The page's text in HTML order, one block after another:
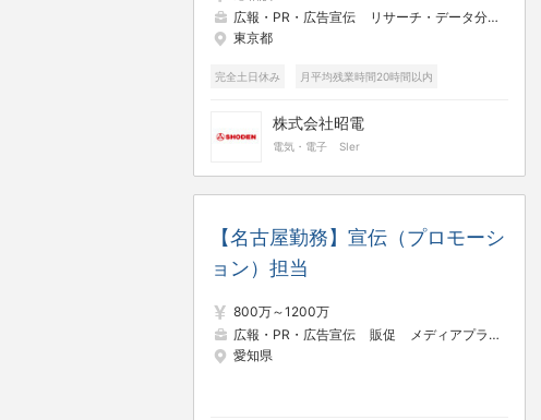
広報・PR・広告宣伝
リサーチ・データ分析
東京都
完全土日休み 月平均残業時間20時間以内
株式会社昭電
電気・電子 SIer
【名古屋勤務】宣伝（プロモーシ
ョン）担当
800万～1200万
広報・PR・広告宣伝
販促
メディアプランナー
愛知県